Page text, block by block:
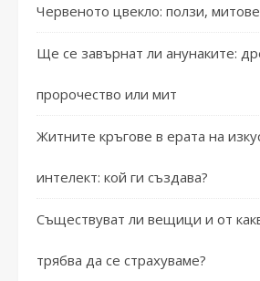
Червеното цвекло: ползи,
Ще се завърнат ли анунаките:
пророчество или мит
Житните кръгове в ерата на
интелект: кой ги създава?
Съществуват ли вещици и от
трябва да се страхуваме?